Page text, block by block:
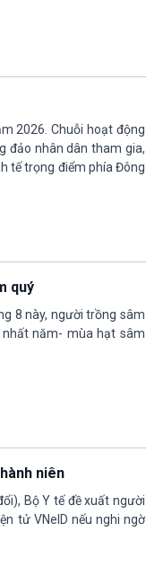
2026. Chuỗi hoạt động
đảo nhân dân tham gia,
tế trọng điểm phía Đông
quý
8 này, người trồng sâm
nhất năm- mùa hạt sâm
niên
Bộ Y tế đề xuất người
tử VNeID nếu nghi ngờ